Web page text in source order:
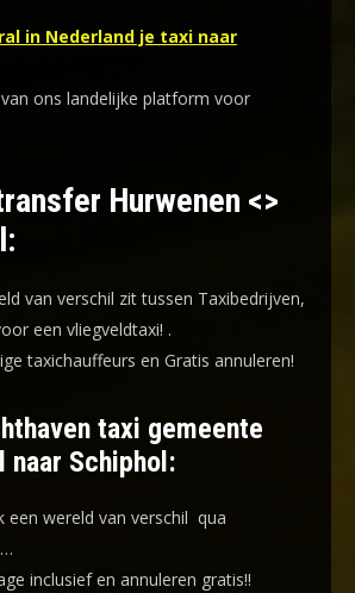
in Nederland je taxi naar
ons landelijke platform voor
Hurwenen <>
van verschil zit tussen Taxibedrijven,
een vliegveldtaxi! .
taxichauffeurs en Gratis annuleren!
taxi gemeente
naar Schiphol:
een wereld van verschil qua
inclusief en annuleren gratis!!